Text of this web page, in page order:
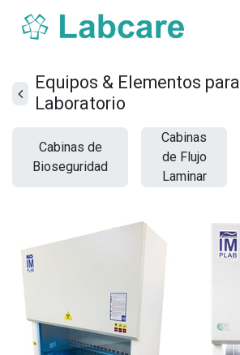
Equipos & Elementos para
Laboratorio
Cabinas de
Bioseguridad
Cabinas
de Flujo
Laminar